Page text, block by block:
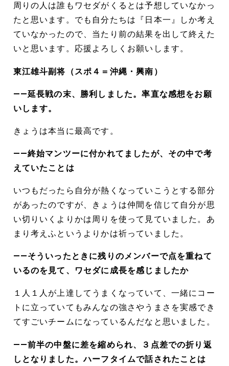
周りの人は誰もワセダがくるとは予想していなかっ
たと思います。でも自分たちは『日本一』しか考え
ていなかったので、当たり前の結果を出して終えた
いと思います。応援よろしくお願いします。
東江雄斗副将（スポ４＝沖縄・興南）
――延長戦の末、勝利しました。率直な感想をお願
いします。
きょうは本当に最高です。
――終始マンツーに付かれてましたが、その中で考
えていたことは
いつもだったら自分が熱くなっていこうとする部分
があったのですが、きょうは仲間を信じて自分が思
い切りいくよりかは周りを使って見ていました。あ
まり考えふというよりかは祈っていました。
――そういったときに残りのメンバーで点を重ねて
いるのを見て、ワセダに成長を感じましたか
１人１人が上達してうまくなっていて、一緒にコー
トに立っていてもみんなの強さやうまさを実感でき
てすごいチームになっているんだなと思いました。
――前半の中盤に差を縮められ、３点差での折り返
しとなりました。ハーフタイムで話されたことは